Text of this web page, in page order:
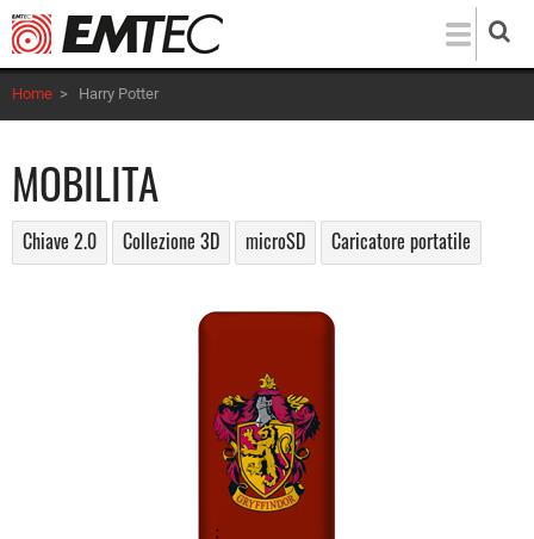
Salta
al
contenuto
principale
Home > Harry Potter
MOBILITA
Chiave 2.0 Collezione 3D microSD Caricatore portatile